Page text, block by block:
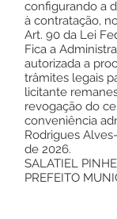
configurando a
à contratação,
Art. 90 da Lei
Fica a
autorizada a
trâmites legais
licitante
revogação do
conveniência
Rodrigues
de 2026.
SALATIEL
PREFEITO